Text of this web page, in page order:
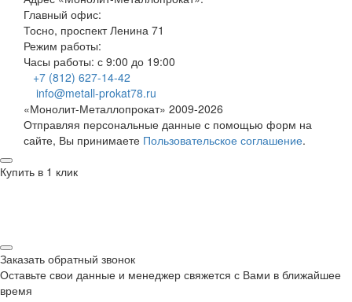
Главный офис:
Тосно, проспект Ленина 71
Режим работы:
Часы работы: с 9:00 до 19:00
+7 (812) 627-14-42
info@metall-prokat78.ru
«Монолит-Металлопрокат» 2009-2026
Отправляя персональные данные с помощью форм на
сайте, Вы принимаете Пользовательское соглашение.
Купить в 1 клик
Заказать обратный звонок
Оставьте свои данные и менеджер свяжется с Вами в ближайшее
время